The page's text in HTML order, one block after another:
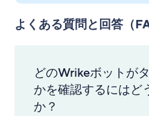
よくある質問と回答（
どのWrikeボットが
かを確認するにはど
か？